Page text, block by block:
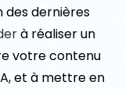
dernières
à réaliser un
votre contenu
et à mettre en